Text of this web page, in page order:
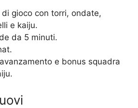
gioco con torri, ondate,
e kaiju.
da 5 minuti.
e bonus squadra